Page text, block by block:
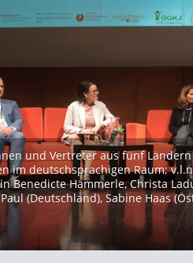
und Vertreter aus fünf
im deutschsprachigen Raum;
Benedicte Hämmerle, Christa
(Deutschland), Sabine Haas